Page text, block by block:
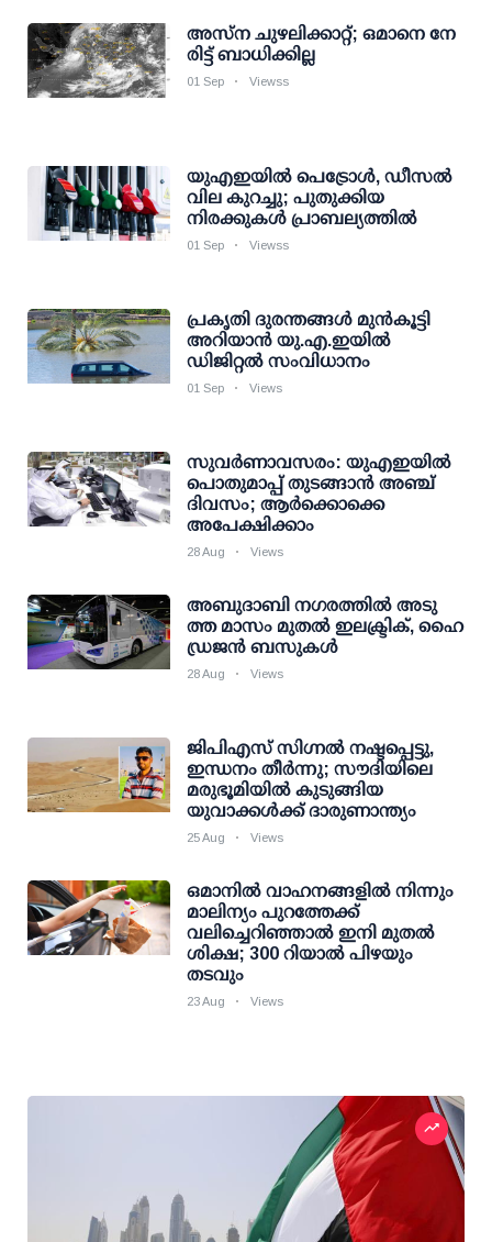
അസ്ന ചുഴലിക്കാറ്റ്; ഒ​മാ​നെ നേ​
രി​ട്ട് ബാ​ധി​ക്കി​ല്ല
01 Sep Viewss
യുഎഇയില്‍ പെട്രോള്‍, ഡീസല്‍
വില കുറച്ചു; പുതുക്കിയ
നിരക്കുകള്‍ പ്രാബല്യത്തിൽ
01 Sep Viewss
പ്രകൃതി ദുരന്തങ്ങള്‍ മുന്‍കൂട്ടി
അറിയാന്‍ യു.എ.ഇയില്‍
ഡിജിറ്റല്‍ സംവിധാനം
01 Sep Views
സുവര്‍ണാവസരം: യുഎഇയില്‍
പൊതുമാപ്പ് തുടങ്ങാന്‍ അഞ്ച്
ദിവസം; ആര്‍ക്കൊക്കെ
അപേക്ഷിക്കാം
28 Aug Views
അ​​​ബുദാബി ന​ഗ​ര​ത്തി​ൽ അ​ടു​
ത്ത മാ​സം മുതൽ ഇ​ല​ക്ട്രി​ക്, ഹൈ​
ഡ്ര​ജ​ന്‍ ബ​സു​ക​ള്‍
28 Aug Views
ജിപിഎസ് സിഗ്നൽ നഷ്ടപ്പെട്ടു,
ഇന്ധനം തീർന്നു; സൗദിയിലെ
മരുഭൂമിയിൽ കുടുങ്ങിയ
യുവാക്കൾക്ക് ദാരുണാന്ത്യം
25 Aug Views
ഒമാനിൽ വാഹനങ്ങളിൽ നിന്നും
മാലിന്യം പുറത്തേക്ക്
വലിച്ചെറിഞ്ഞാൽ ഇനി മുതൽ
ശിക്ഷ; 300 റിയാൽ പിഴയും
തടവും
23 Aug Views